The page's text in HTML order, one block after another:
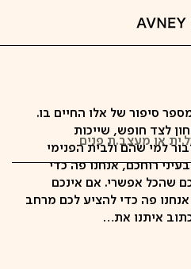
או מעצב.ת פנים
סיפור של אלו החיים בו.
לצד חופש, שייכות
למי שהם ולבית הפנימי
רוחכם, אנחנו פה כדי
שהכל אפשרי. אם אינכם
אנחנו פה כדי להציע לכם מרחב
איתנו את…